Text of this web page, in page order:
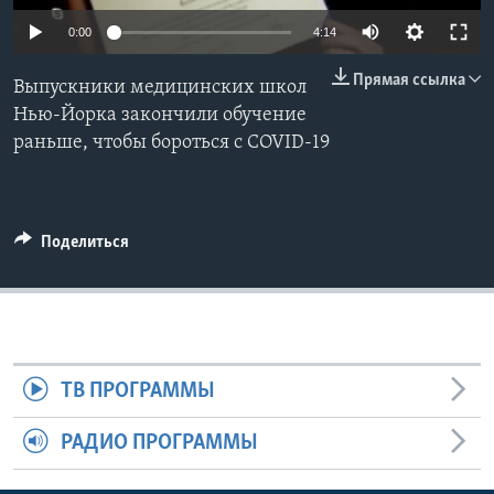
Learning English
СОЦИАЛЬНЫЕ СЕТИ
0:00 4:14
Прямая ссылка
Выпускники медицинских школ
Нью-Йорка закончили обучение
раньше, чтобы бороться с COVID-19
Поделиться
ТВ ПРОГРАММЫ
РАДИО ПРОГРАММЫ